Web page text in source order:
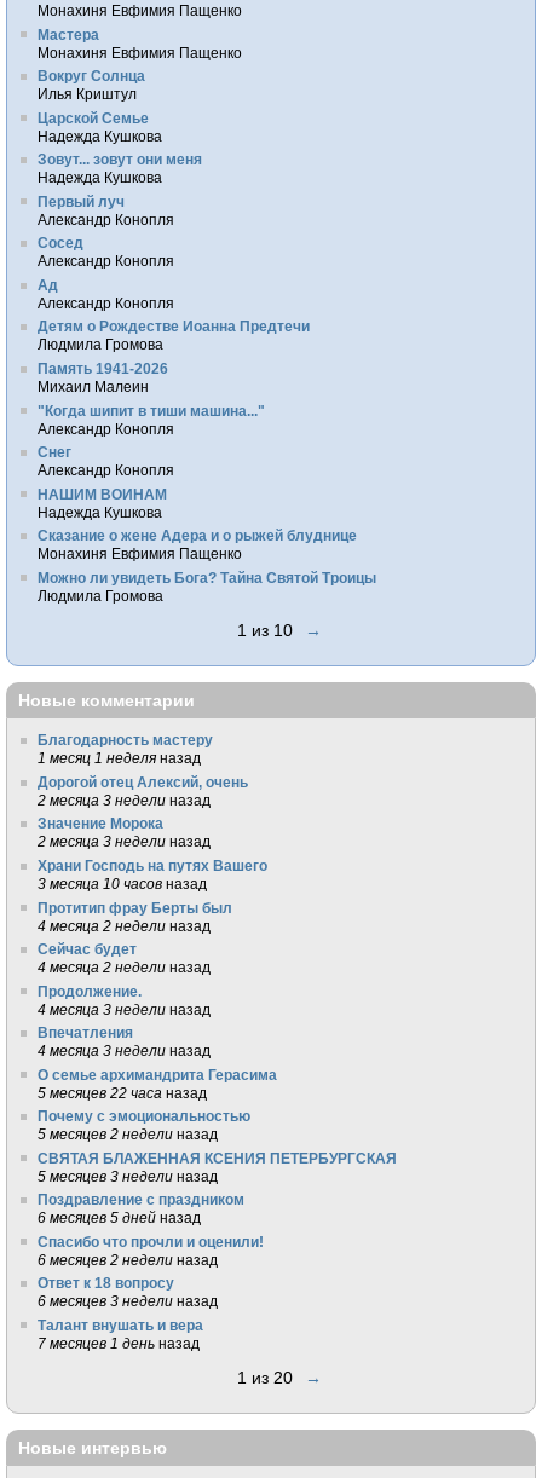
Монахиня Евфимия Пащенко
Мастера
Монахиня Евфимия Пащенко
Вокруг Солнца
Илья Криштул
Царской Семье
Надежда Кушкова
Зовут... зовут они меня
Надежда Кушкова
Первый луч
Александр Конопля
Сосед
Александр Конопля
Ад
Александр Конопля
Детям о Рождестве Иоанна Предтечи
Людмила Громова
Память 1941-2026
Михаил Малеин
"Когда шипит в тиши машина..."
Александр Конопля
Снег
Александр Конопля
НАШИМ ВОИНАМ
Надежда Кушкова
Сказание о жене Адера и о рыжей блуднице
Монахиня Евфимия Пащенко
Можно ли увидеть Бога? Тайна Святой Троицы
Людмила Громова
1 из 10 →
Новые комментарии
Благодарность мастеру
1 месяц 1 неделя назад
Дорогой отец Алексий, очень
2 месяца 3 недели назад
Значение Морока
2 месяца 3 недели назад
Храни Господь на путях Вашего
3 месяца 10 часов назад
Протитип фрау Берты был
4 месяца 2 недели назад
Сейчас будет
4 месяца 2 недели назад
Продолжение.
4 месяца 3 недели назад
Впечатления
4 месяца 3 недели назад
О семье архимандрита Герасима
5 месяцев 22 часа назад
Почему с эмоциональностью
5 месяцев 2 недели назад
СВЯТАЯ БЛАЖЕННАЯ КСЕНИЯ ПЕТЕРБУРГСКАЯ
5 месяцев 3 недели назад
Поздравление с праздником
6 месяцев 5 дней назад
Спасибо что прочли и оценили!
6 месяцев 2 недели назад
Ответ к 18 вопросу
6 месяцев 3 недели назад
Талант внушать и вера
7 месяцев 1 день назад
1 из 20 →
Новые интервью